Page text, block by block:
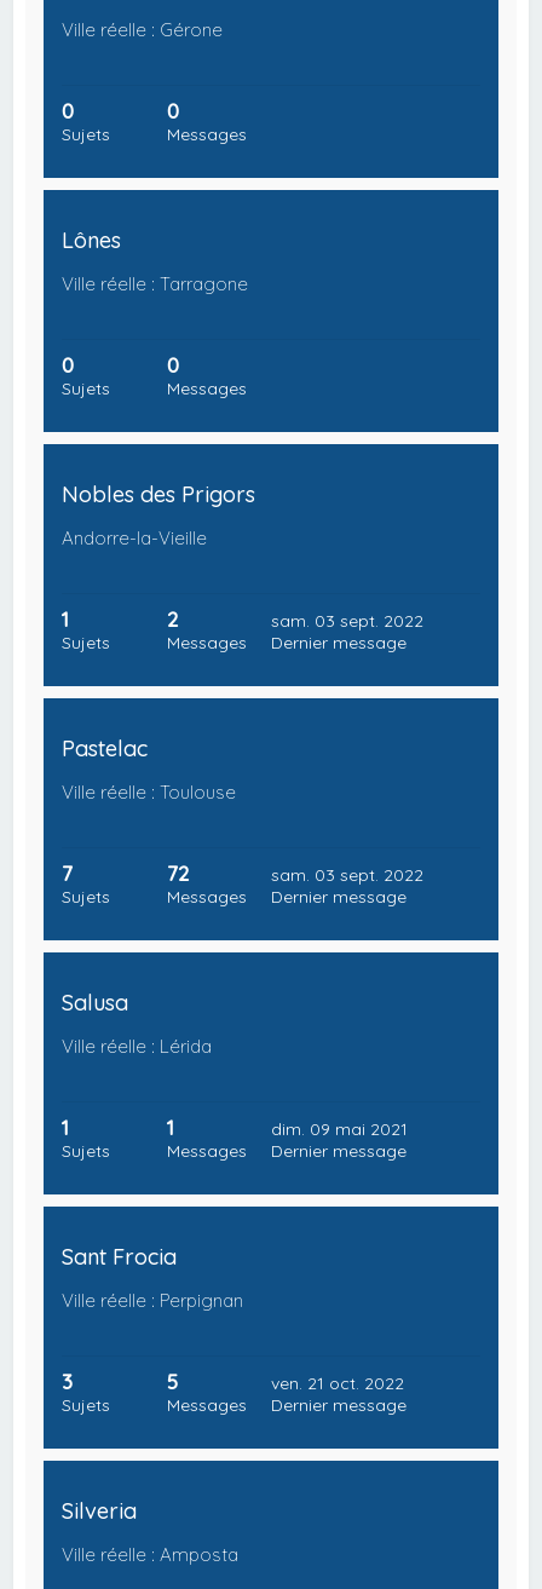
Ville réelle : Gérone
0
Sujets
0
Messages
Lônes
Ville réelle : Tarragone
0
Sujets
0
Messages
Nobles des Prigors
Andorre-la-Vieille
1
Sujets
2
Messages
sam. 03 sept. 2022
Dernier message
Pastelac
Ville réelle : Toulouse
7
Sujets
72
Messages
sam. 03 sept. 2022
Dernier message
Salusa
Ville réelle : Lérida
1
Sujets
1
Messages
dim. 09 mai 2021
Dernier message
Sant Frocia
Ville réelle : Perpignan
3
Sujets
5
Messages
ven. 21 oct. 2022
Dernier message
Silveria
Ville réelle : Amposta